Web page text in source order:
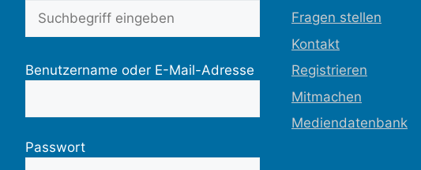
Benutzername oder E-Mail-Adresse
Passwort
Fragen stellen
Kontakt
Registrieren
Mitmachen
Mediendatenbank